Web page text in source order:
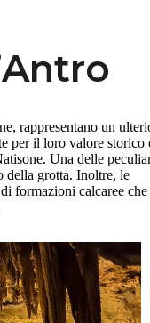
rappresentano un
per il loro valore storico
Una delle
della grotta. Inoltre, le
formazioni calcaree che